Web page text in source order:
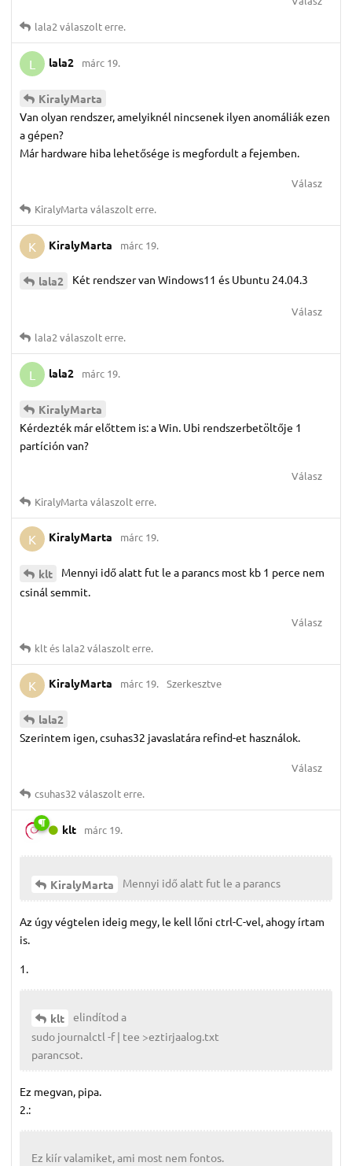
lala2 válaszolt erre.
L lala2 márc 19.
KiralyMarta
Van olyan rendszer, amelyiknél nincsenek ilyen anomáliák ezen
a gépen?
Már hardware hiba lehetősége is megfordult a fejemben.
Válasz
KiralyMarta válaszolt erre.
K KiralyMarta márc 19.
lala2 Két rendszer van Windows11 és Ubuntu 24.04.3
Válasz
lala2 válaszolt erre.
L lala2 márc 19.
KiralyMarta
Kérdezték már előttem is: a Win. Ubi rendszerbetöltője 1
partíción van?
Válasz
KiralyMarta válaszolt erre.
K KiralyMarta márc 19.
klt
Mennyi idő alatt fut le a parancs most kb 1 perce nem
csinál semmit.
Válasz
kltés lala2 válaszolt erre.
K KiralyMarta márc 19. Szerkesztve
lala2
Szerintem igen, csuhas32 javaslatára refind-et használok.
Válasz
csuhas32 válaszolt erre.
klt márc 19.
KiralyMarta Mennyi idő alatt fut le a parancs
Az úgy végtelen ideig megy, le kell lőni ctrl-C-vel, ahogy írtam
is.
1.
klt
elindítod a
sudo journalctl -f | tee >eztirjaalog.txt
parancsot.
Ez megvan, pipa.
2.:
Ez kiír valamiket, ami most nem fontos.